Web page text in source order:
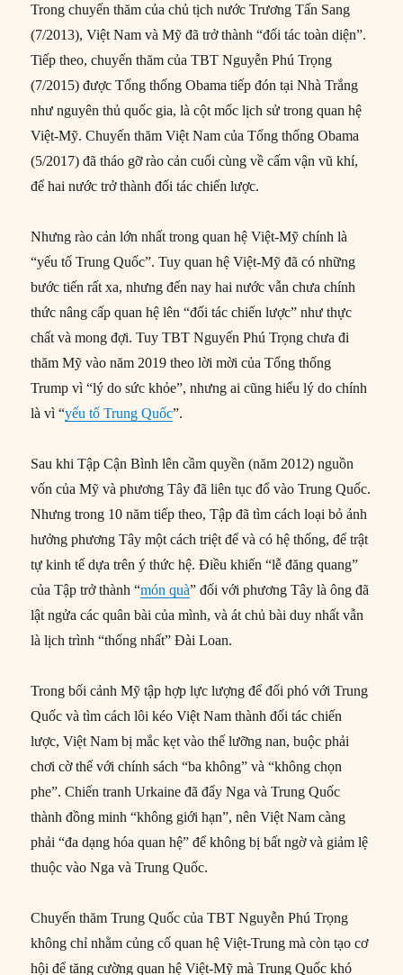
Trong chuyến thăm của chủ tịch nước Trương Tấn Sang
(7/2013), Việt Nam và Mỹ đã trở thành “đối tác toàn diện”.
Tiếp theo, chuyến thăm của TBT Nguyễn Phú Trọng
(7/2015) được Tổng thống Obama tiếp đón tại Nhà Trắng
như nguyên thủ quốc gia, là cột mốc lịch sử trong quan hệ
Việt-Mỹ. Chuyến thăm Việt Nam của Tổng thống Obama
(5/2017) đã tháo gỡ rào cản cuối cùng về cấm vận vũ khí,
để hai nước trở thành đối tác chiến lược.
Nhưng rào cản lớn nhất trong quan hệ Việt-Mỹ chính là
“yếu tố Trung Quốc”. Tuy quan hệ Việt-Mỹ đã có những
bước tiến rất xa, nhưng đến nay hai nước vẫn chưa chính
thức nâng cấp quan hệ lên “đối tác chiến lược” như thực
chất và mong đợi. Tuy TBT Nguyến Phú Trọng chưa đi
thăm Mỹ vào năm 2019 theo lời mời của Tổng thống
Trump vì “lý do sức khỏe”, nhưng ai cũng hiểu lý do chính
là vì “yếu tố Trung Quốc”.
Sau khi Tập Cận Bình lên cầm quyền (năm 2012) nguồn
vốn của Mỹ và phương Tây đã liên tục đổ vào Trung Quốc.
Nhưng trong 10 năm tiếp theo, Tập đã tìm cách loại bỏ ảnh
hưởng phương Tây một cách triệt để và có hệ thống, để trật
tự kinh tế dựa trên ý thức hệ. Điều khiến “lễ đăng quang”
của Tập trở thành “món quà” đối với phương Tây là ông đã
lật ngửa các quân bài của mình, và át chủ bài duy nhất vẫn
là lịch trình “thống nhất” Đài Loan.
Trong bối cảnh Mỹ tập hợp lực lượng để đối phó với Trung
Quốc và tìm cách lôi kéo Việt Nam thành đối tác chiến
lược, Việt Nam bị mắc kẹt vào thế lưỡng nan, buộc phải
chơi cờ thế với chính sách “ba không” và “không chọn
phe”. Chiến tranh Urkaine đã đẩy Nga và Trung Quốc
thành đồng minh “không giới hạn”, nên Việt Nam càng
phải “đa dạng hóa quan hệ” để không bị bất ngờ và giảm lệ
thuộc vào Nga và Trung Quốc.
Chuyến thăm Trung Quốc của TBT Nguyễn Phú Trọng
không chỉ nhằm củng cố quan hệ Việt-Trung mà còn tạo cơ
hội để tăng cường quan hệ Việt-Mỹ mà Trung Quốc khó